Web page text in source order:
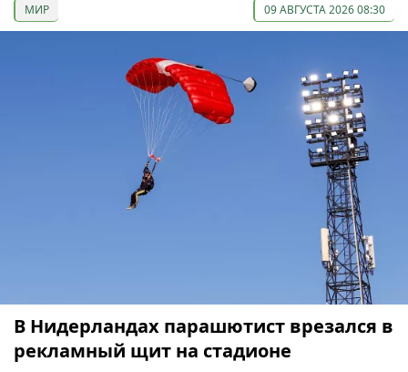
МИР 09 АВГУСТА 2026 08:30
В Нидерландах парашютист врезался в
рекламный щит на стадионе